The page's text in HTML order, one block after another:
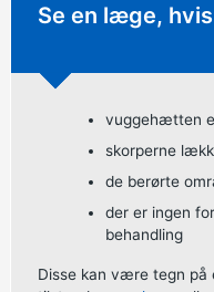
Ikke-
Se en læge,
vuggehætten
skorperne
de berørte
der er ingen
behandling
Disse kan være tegn på